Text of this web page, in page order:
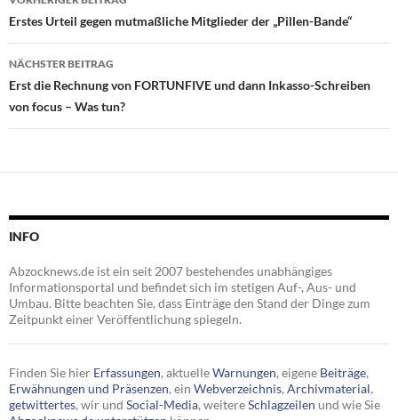
Erstes Urteil gegen mutmaßliche Mitglieder der „Pillen-Bande“
NÄCHSTER BEITRAG
Erst die Rechnung von FORTUNFIVE und dann Inkasso-Schreiben
von focus – Was tun?
INFO
Abzocknews.de ist ein seit 2007 bestehendes unabhängiges
Informationsportal und befindet sich im stetigen Auf-, Aus- und
Umbau. Bitte beachten Sie, dass Einträge den Stand der Dinge zum
Zeitpunkt einer Veröffentlichung spiegeln.
Finden Sie hier Erfassungen, aktuelleWarnungen, eigene Beiträge,
Erwähnungen und Präsenzen, ein Webverzeichnis, Archivmaterial,
getwittertes, wir und Social-Media, weitereSchlagzeilen und wie Sie